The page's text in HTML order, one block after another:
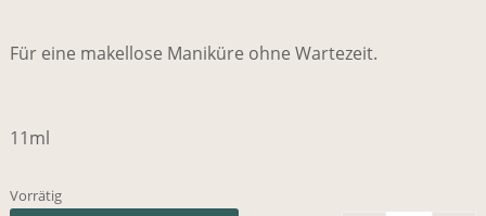
Für eine makellose Maniküre ohne Wartezeit.
11ml
Vorrätig